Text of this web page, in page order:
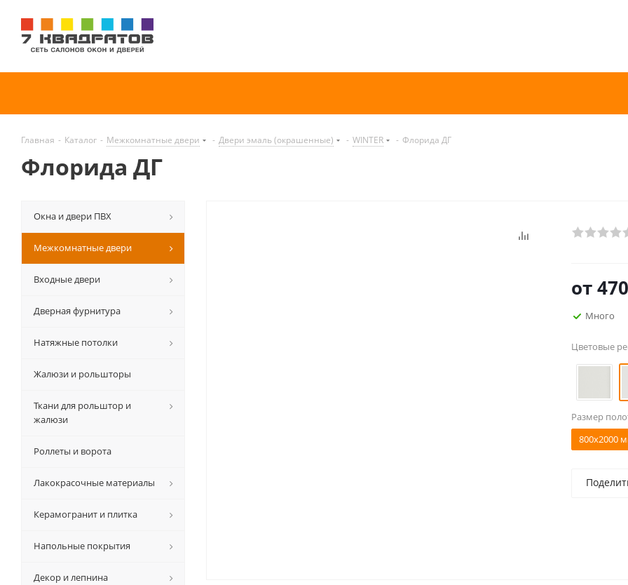
Главная - Каталог - Межкомнатные двери - Двери эмаль (окрашенные) - WINTER - Флорида ДГ
Флорида ДГ
от
Много
Цветовые
Размер
800x2000
Окна и двери ПВХ
Межкомнатные двери
Входные двери
Дверная фурнитура
Натяжные потолки
Жалюзи и рольшторы
Ткани для рольштор и
жалюзи
Роллеты и ворота
Лакокрасочные материалы
Керамогранит и плитка
Напольные покрытия
Декор и лепнина